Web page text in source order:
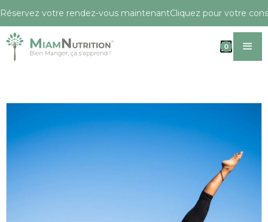
Réservez votre rendez-vous maintenantCliquez pour votre
0